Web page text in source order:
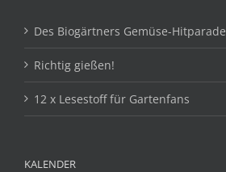
Des Biogärtners Gemüse-Hitparade
Richtig gießen!
12 x Lesestoff für Gartenfans
KALENDER